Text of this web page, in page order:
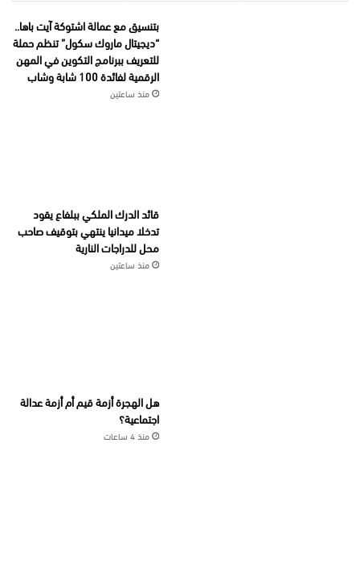
بتنسيق مع عمالة اشتوكة آيت باها..
“ديجيتال ماروك سكول” تنظم حملة
للتعريف ببرنامج التكوين في المهن
الرقمية لفائدة 100 شابة وشاب
منذ ساعتين
قائد الدرك الملكي ببلفاع يقود
تدخلا ميدانيا ينتهي بتوقيف صاحب
محل للدراجات النارية
منذ ساعتين
هل الهجرة أزمة قيم أم أزمة عدالة
اجتماعية؟
منذ 4 ساعات